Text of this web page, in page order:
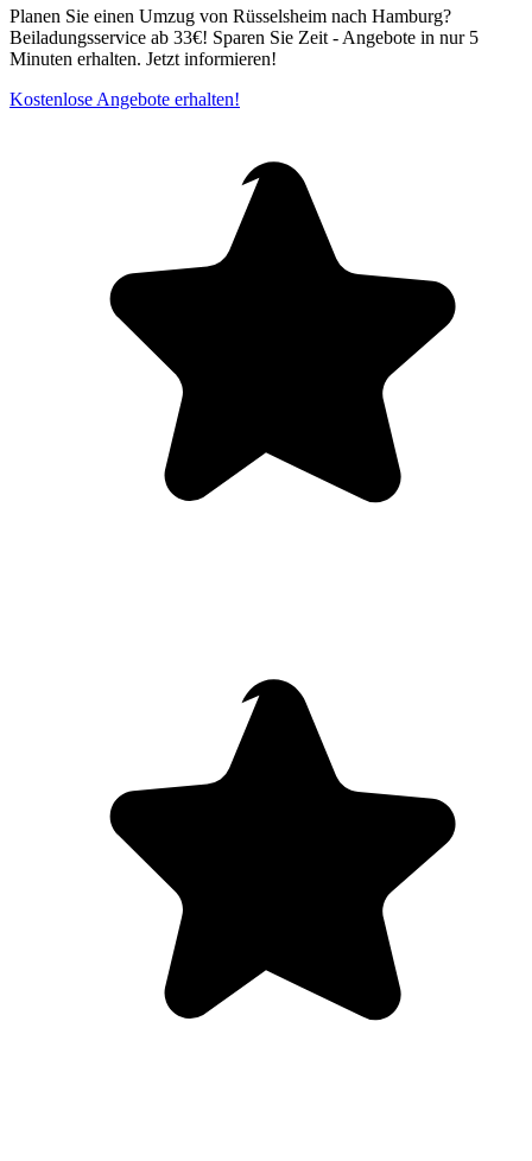
Planen Sie einen Umzug von Rüsselsheim nach Hamburg?
Beiladungsservice ab 33€! Sparen Sie Zeit - Angebote in nur 5
Minuten erhalten. Jetzt informieren!
Kostenlose Angebote erhalten!